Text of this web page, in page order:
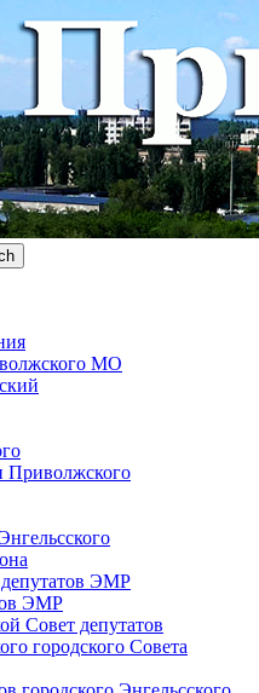
МО
Приволжского
ЭМР
ЭМР
Совет депутатов
городского Совета